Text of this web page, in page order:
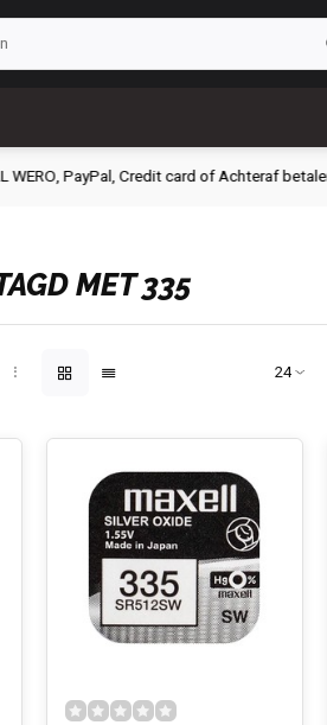
PayPal, Credit card of Achteraf betalen)
MET 335